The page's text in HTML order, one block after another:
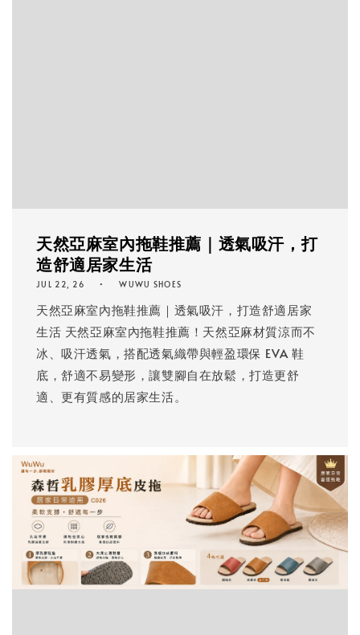
天然亞麻室內拖鞋推薦｜透氣吸汗，打
造舒適居家生活
JUL 22, 26 WUWU SHOES
天然亞麻室內拖鞋推薦｜透氣吸汗，打造舒適居家
生活 天然亞麻室內拖鞋推薦！天然亞麻材質涼而不
冰、吸汗透氣，搭配透氣織帶與輕盈環保 EVA 鞋
底，舒適不易變形，讓雙腳自在放鬆，打造更舒
適、更有質感的居家生活。